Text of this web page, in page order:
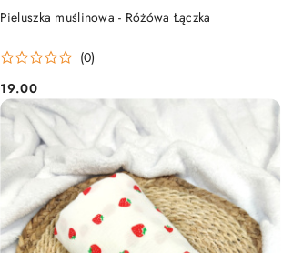
Pieluszka muślinowa - Różówa Łączka
(0)
Cena:
19.00
DO KOSZYKA